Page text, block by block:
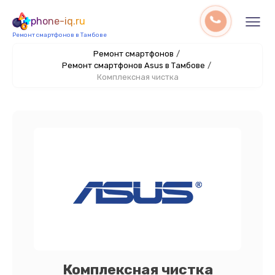
phone-iq.ru
Ремонт смартфонов в Тамбове
Ремонт смартфонов /
Ремонт смартфонов Asus в Тамбове /
Комплексная чистка
Комплексная чистка